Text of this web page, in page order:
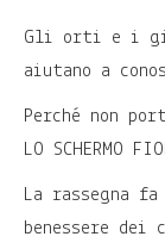
Gli orti e i
aiutano a
Perché non
LO
La rassegna
benessere